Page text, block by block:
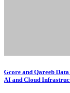
Gcore and Qareeb
AI and Cloud